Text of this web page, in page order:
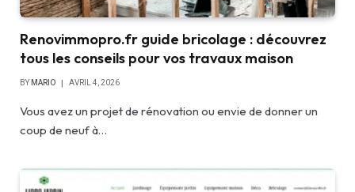
Renovimmopro.fr guide bricolage : découvrez
tous les conseils pour vos travaux maison
BY MARIO AVRIL 4, 2026
Vous avez un projet de rénovation ou envie de donner un
coup de neuf à…